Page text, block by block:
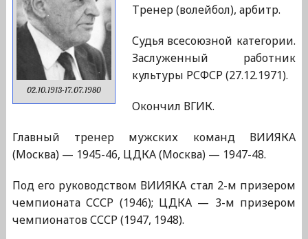
02.10.1913-17.07.1980
Тренер (волейбол), арбитр.
Судья всесоюзной категории.
Заслуженный работник
культуры РСФСР (27.12.1971).
Окончил ВГИК.
Главный тренер мужских команд ВИИЯКА
(Москва) — 1945-46, ЦДКА (Москва) — 1947-48.
Под его руководством ВИИЯКА стал 2-м призером
чемпионата СССР (1946); ЦДКА — 3-м призером
чемпионатов СССР (1947, 1948).